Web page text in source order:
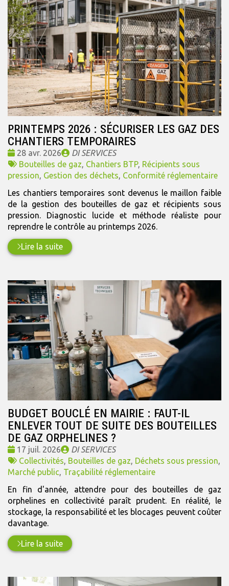
PRINTEMPS 2026 : SÉCURISER LES GAZ DES
CHANTIERS TEMPORAIRES
Date
:
28 avr. 2026
Publié
par
DI SERVICES
Tags
:
Bouteilles de gaz, Chantiers BTP, Récipients sous
pression, Gestion des déchets, Conformité réglementaire
Les chantiers temporaires sont devenus le maillon faible
de la gestion des bouteilles de gaz et récipients sous
pression. Diagnostic lucide et méthode réaliste pour
reprendre le contrôle au printemps 2026.
Lire la suite
BUDGET BOUCLÉ EN MAIRIE : FAUT-IL
ENLEVER TOUT DE SUITE DES BOUTEILLES
DE GAZ ORPHELINES ?
Date
:
17 juil. 2026
Publié
par
DI SERVICES
Tags
:
Collectivités, Bouteilles de gaz, Déchets sous pression,
Marché public, Traçabilité réglementaire
En fin d'année, attendre pour des bouteilles de gaz
orphelines en collectivité paraît prudent. En réalité, le
stockage, la responsabilité et les blocages peuvent coûter
davantage.
Lire la suite